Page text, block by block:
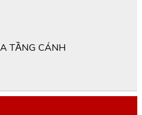
TẦNG CÁNH